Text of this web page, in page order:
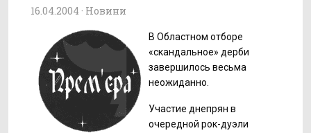
16.04.2004 · Новини
В Областном отборе
«скандальное» дерби
завершилось весьма
неожиданно.
Участие днепрян в
очередной рок-дуэли